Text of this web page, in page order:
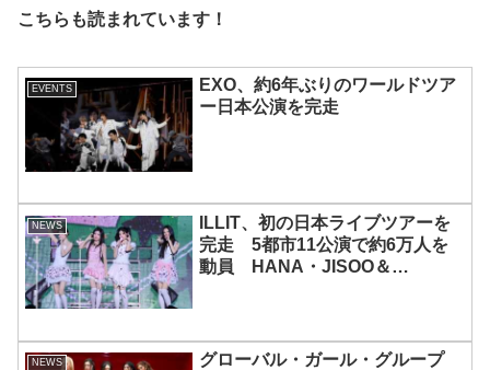
こちらも読まれています！
EVENTS
EXO、約6年ぶりのワールドツア
ー日本公演を完走
NEWS
ILLIT、初の日本ライブツアーを
完走 5都市11公演で約6万人を
動員 HANA・JISOO＆
NEWS
グローバル・ガール・グループ